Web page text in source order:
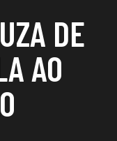
DE
AO